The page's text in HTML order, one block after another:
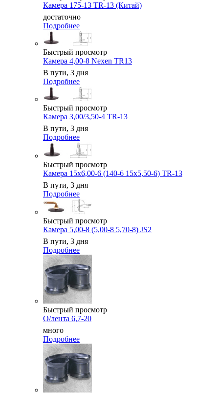
Камера 175-13 TR-13 (Китай)
достаточно
Подробнее
Быстрый просмотр
Камера 4,00-8 Nexen TR13
В пути, 3 дня
Подробнее
Быстрый просмотр
Камера 3,00/3,50-4 TR-13
В пути, 3 дня
Подробнее
Быстрый просмотр
Камера 15x6,00-6 (140-6 15x5,50-6) TR-13
В пути, 3 дня
Подробнее
Быстрый просмотр
Камера 5,00-8 (5,00-8 5,70-8) JS2
В пути, 3 дня
Подробнее
Быстрый просмотр
О/лента 6,7-20
много
Подробнее